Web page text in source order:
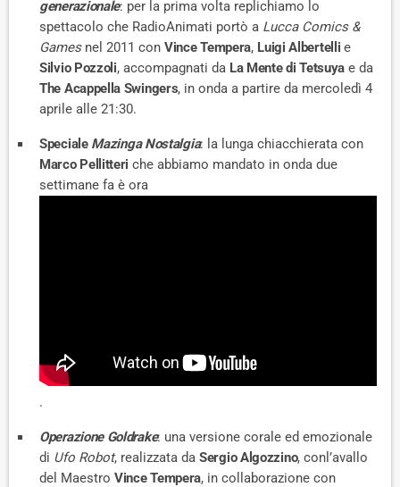
generazionale: per la prima volta replichiamo lo
spettacolo che RadioAnimati portò a Lucca Comics &
Gamesnel 2011 con Vince Tempera, Luigi Albertelli e
Silvio Pozzoli, accompagnati da La Mente di Tetsuya e da
The Acappella Swingers, in onda a partire da mercoledì 4
aprile alle 21:30.
Speciale Mazinga Nostalgia: la lunga chiacchierata con
Marco Pellitteri che abbiamo mandato in onda due
settimane fa è ora
.
Operazione Goldrake: una versione corale ed emozionale
di Ufo Robot, realizzata da Sergio Algozzino, conl’avallo
del Maestro Vince Tempera, in collaborazione con